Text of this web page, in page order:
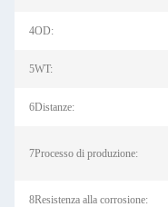
4OD:
5WT:
6Distanze:
7Processo di produzione:
8Resistenza alla corrosione: